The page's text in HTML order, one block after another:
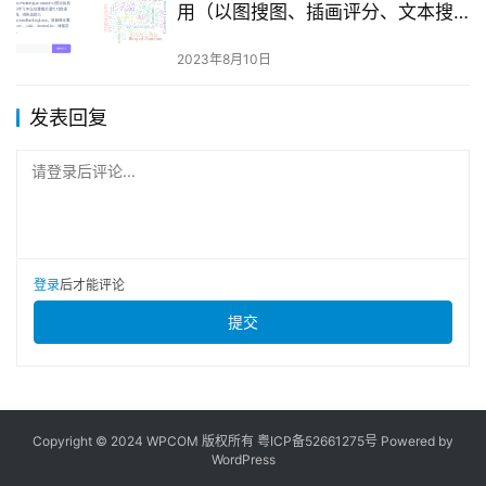
用（以图搜图、插画评分、文本搜
2023年8月10日
发表回复
请登录后评论...
登录后才能评论
提交
Copyright © 2024 WPCOM 版权所有 粤ICP备52661275号 Powered by
WordPress